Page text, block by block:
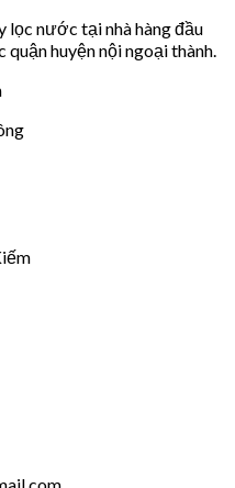
lọc nước tại nhà hàng đầu
huyện nội ngoại thành.